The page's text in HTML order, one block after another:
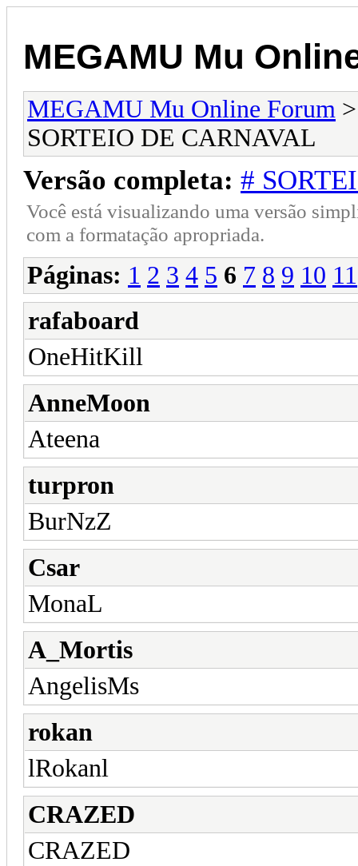
MEGAMU Mu
MEGAMU Mu Online Forum
SORTEIO DE CARNAVAL
Versão completa: #
Você está visualizando uma versão
com a formatação apropriada.
Páginas: 1 2 3 4 5 6 7 8 9 10 11
rafaboard
OneHitKill
AnneMoon
Ateena
turpron
BurNzZ
Csar
MonaL
A_Mortis
AngelisMs
rokan
lRokanl
CRAZED
CRAZED